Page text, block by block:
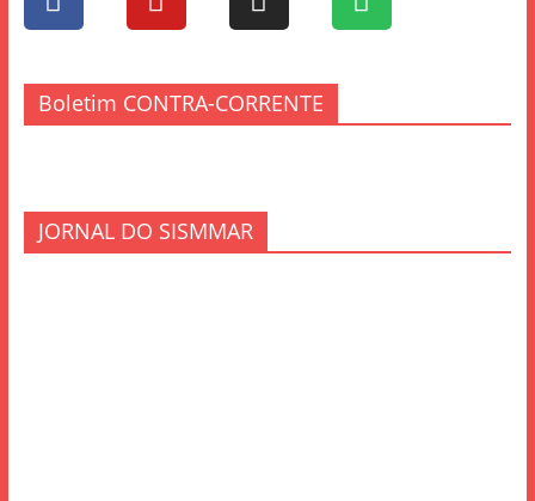
Boletim CONTRA-CORRENTE
JORNAL DO SISMMAR